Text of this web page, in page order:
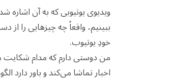
ویدیوی یوتیوبی که به آن
ببینیم، واقعاً چه چیزهایی
خودِ یوتیوب.
من دوستی دارم که مدام شکایت
اخبار تماشا می‌کند و باور دارد